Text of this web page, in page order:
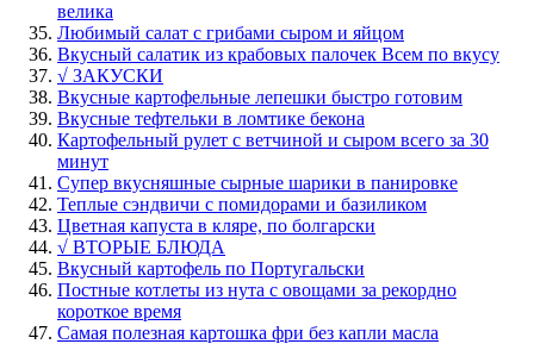
велика
Любимый салат с грибами сыром и яйцом
Вкусный салатик из крабовых палочек Всем по вкусу
√ ЗАКУСКИ
Вкусные картофельные лепешки быстро готовим
Вкусные тефтельки в ломтике бекона
Картофельный рулет с ветчиной и сыром всего за 30
минут
Супер вкусняшные сырные шарики в панировке
Теплые сэндвичи с помидорами и базиликом
Цветная капуста в кляре, по болгарски
√ ВТОРЫЕ БЛЮДА
Вкусный картофель по Португальски
Постные котлеты из нута с овощами за рекордно
короткое время
Самая полезная картошка фри без капли масла